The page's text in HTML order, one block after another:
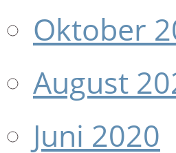
Oktober
August
Juni 2020